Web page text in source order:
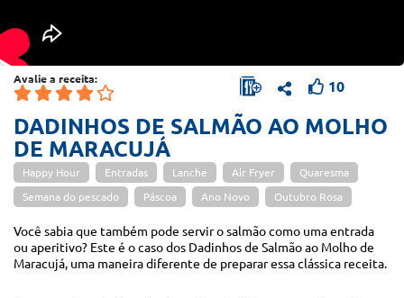
Avalie a receita: 10
DADINHOS DE SALMÃO AO MOLHO
DE MARACUJÁ
Happy Hour Entradas Lanche Air Fryer Quaresma
Semana do pescado Páscoa Ano Novo Outubro Rosa
Você sabia que também pode servir o salmão como uma entrada
ou aperitivo? Este é o caso dos Dadinhos de Salmão ao Molho de
Maracujá, uma maneira diferente de preparar essa clássica receita.